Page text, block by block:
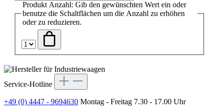
Produkt Anzahl: Gib den gewünschten Wert ein oder
benutze die Schaltflächen um die Anzahl zu erhöhen
oder zu reduzieren.
Service-Hotline
+49 (0) 4447 - 9694630 Montag - Freitag 7.30 - 17.00 Uhr